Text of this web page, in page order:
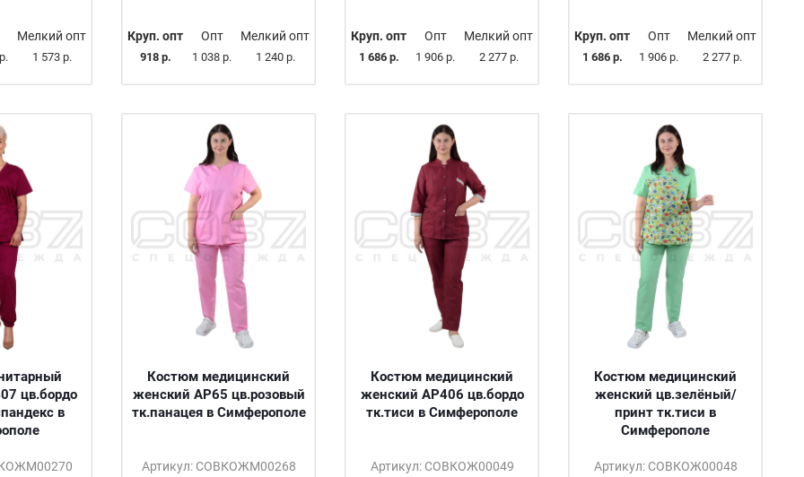
Мелкий опт
1 573 р.
Круп. опт
918 р.
Опт
1 038 р.
Мелкий опт
1 240 р.
Круп. опт
1 686 р.
Опт
1 906 р.
Мелкий опт
2 277 р.
Круп. опт
1 686 р.
Опт
1 906 р.
Мелкий опт
2 277 р.
цв.бордо
в
Костюм медицинский
женский АР65 цв.розовый
тк.панацея в Симферополе
Артикул: СОВКОЖМ00268
Костюм медицинский
женский АР406 цв.бордо
тк.тиси в Симферополе
Артикул: СОВКОЖ00049
Костюм медицинский
женский цв.зелёный/
принт тк.тиси в
Симферополе
Артикул: СОВКОЖ00048